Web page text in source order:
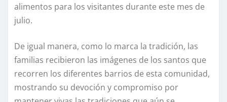
alimentos para los visitantes durante este mes de
julio.
De igual manera, como lo marca la tradición, las
familias recibieron las imágenes de los santos que
recorren los diferentes barrios de esta comunidad,
mostrando su devoción y compromiso por